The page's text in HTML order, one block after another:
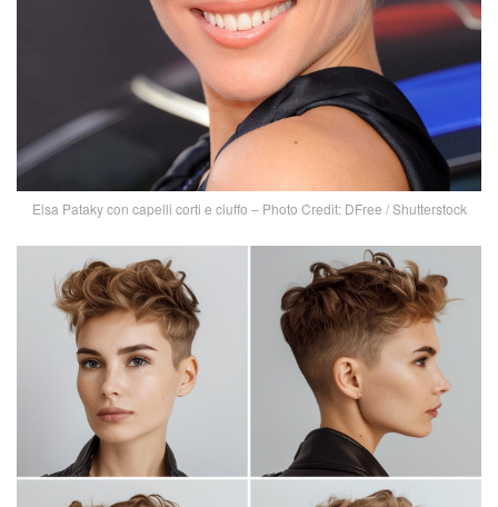
Elsa Pataky con capelli corti e ciuffo – Photo Credit: DFree / Shutterstock